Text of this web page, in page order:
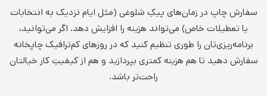
سفارش چاپ در زمان‌های پیکِ شلوغی (مثل ایام نزدیک به انتخابات
یا تعطیلات خاص) می‌تواند هزینه را افزایش دهد. اگر می‌توانید،
برنامه‌ریزی‌تان را طوری تنظیم کنید که در روزهای کم‌ترافیک چاپخانه
سفارش دهید تا هم هزینه کمتری بپردازید و هم از کیفیتِ کار خیالتان
راحت‌تر باشد.